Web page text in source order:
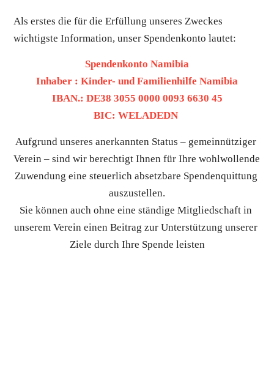
Als erstes die für die Erfüllung unseres Zweckes
wichtigste Information, unser Spendenkonto lautet:
Spendenkonto Namibia
Inhaber : Kinder- und Familienhilfe Namibia
IBAN.: DE38 3055 0000 0093 6630 45
BIC: WELADEDN
Aufgrund unseres anerkannten Status – gemeinnütziger
Verein – sind wir berechtigt Ihnen für Ihre wohlwollende
Zuwendung eine steuerlich absetzbare Spendenquittung
auszustellen.
Sie können auch ohne eine ständige Mitgliedschaft in
unserem Verein einen Beitrag zur Unterstützung unserer
Ziele durch Ihre Spende leisten